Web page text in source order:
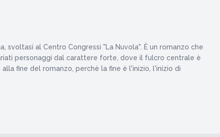
al Centro Congressi "La Nuvola". È un romanzo che
personaggi dal carattere forte, dove il fulcro centrale è
fine del romanzo, perchè la fine è l'inizio, l'inizio di